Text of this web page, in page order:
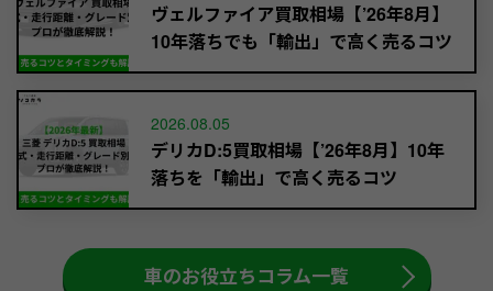
ヴェルファイア買取相場【’26年8月】
10年落ちでも「輸出」で高く売るコツ
2026.08.05
デリカD:5買取相場【’26年8月】10年
落ちを「輸出」で高く売るコツ
車のお役立ちコラム一覧